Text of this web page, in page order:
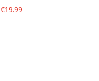
€19.99